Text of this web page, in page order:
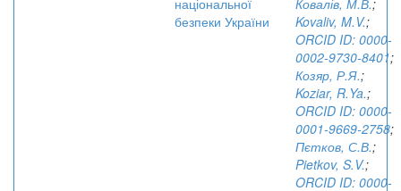
національної
безпеки України
Ковалів, М.В.;
Kovaliv, M.V.;
ORCID ID: 0000-
0002-9730-8401;
Козяр, Р.Я.;
Koziar, R.Ya.;
ORCID ID: 0000-
0001-9669-2758;
Пєтков, С.В.;
Pietkov, S.V.;
ORCID ID: 0000-